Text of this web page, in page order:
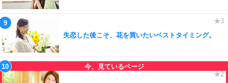
失恋した後こそ、花を買いたいベストタイミング。